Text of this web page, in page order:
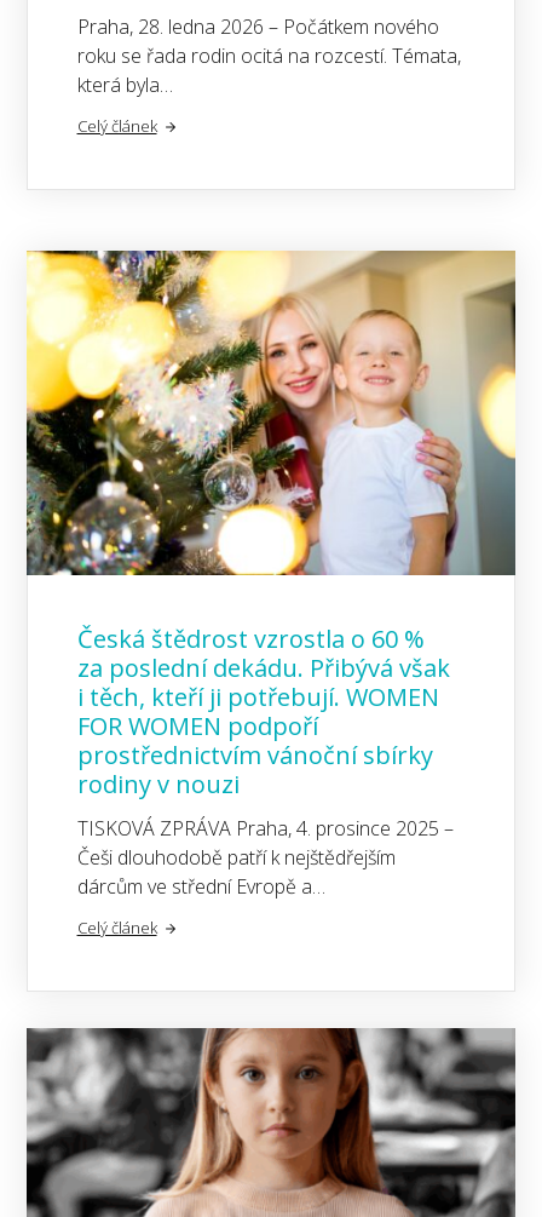
Praha, 28. ledna 2026 – Počátkem nového
roku se řada rodin ocitá na rozcestí. Témata,
která byla…
Celý článek
Česká štědrost vzrostla o 60 %
za poslední dekádu. Přibývá však
i těch, kteří ji potřebují. WOMEN
FOR WOMEN podpoří
prostřednictvím vánoční sbírky
rodiny v nouzi
TISKOVÁ ZPRÁVA Praha, 4. prosince 2025 –
Češi dlouhodobě patří k nejštědřejším
dárcům ve střední Evropě a…
Celý článek